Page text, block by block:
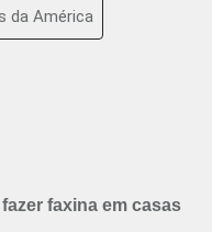
da América
faxina em casas